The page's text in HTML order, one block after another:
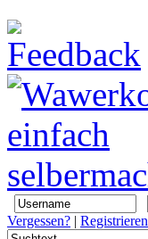
Vergessen? | Registrieren